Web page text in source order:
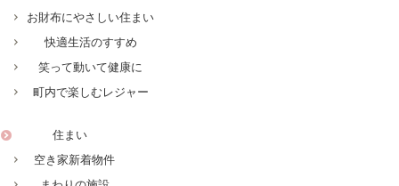
お財布にやさしい住まい
快適生活のすすめ
笑って動いて健康に
町内で楽しむレジャー
住まい
空き家新着物件